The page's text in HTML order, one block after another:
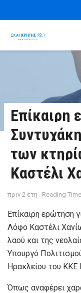
Επίκαιρη
των
Καστέλι
πριν 2 έτη Reading
Επίκαιρη ερώτηση
Λόφο Καστέλι
λαού και της
Υπουργό
Ηρακλείου του ΚΚΕ
Όπως αναφέρει